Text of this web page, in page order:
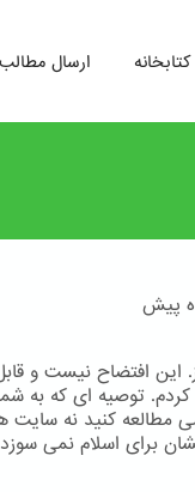
ارسال مطالب کتابخانه
این افتضاح نیست و
توصیه ای که به
مطالعه کنید نه
برای اسلام نمی